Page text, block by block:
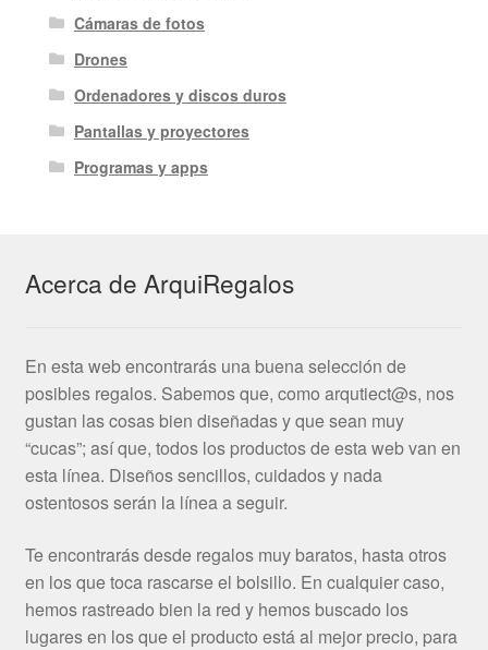
Cámaras de fotos
Drones
Ordenadores y discos duros
Pantallas y proyectores
Programas y apps
Acerca de ArquiRegalos
En esta web encontrarás una buena selección de
posibles regalos. Sabemos que, como arqutiect@s, nos
gustan las cosas bien diseñadas y que sean muy
“cucas”; así que, todos los productos de esta web van en
esta línea. Diseños sencillos, cuidados y nada
ostentosos serán la línea a seguir.
Te encontrarás desde regalos muy baratos, hasta otros
en los que toca rascarse el bolsillo. En cualquier caso,
hemos rastreado bien la red y hemos buscado los
lugares en los que el producto está al mejor precio, para